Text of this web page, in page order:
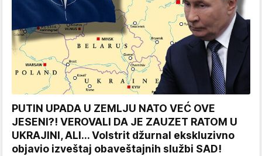
PUTIN UPADA U ZEMLJU NATO VEĆ OVE
JESENI?! VEROVALI DA JE ZAUZET RATOM U
UKRAJINI, ALI... Volstrit džurnal ekskluzivno
objavio izveštaj obaveštajnih službi SAD!